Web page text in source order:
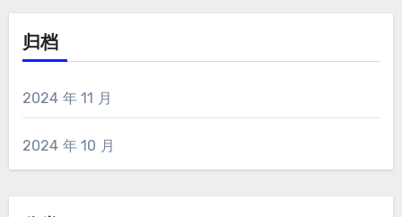
归档
2024 年 11 月
2024 年 10 月